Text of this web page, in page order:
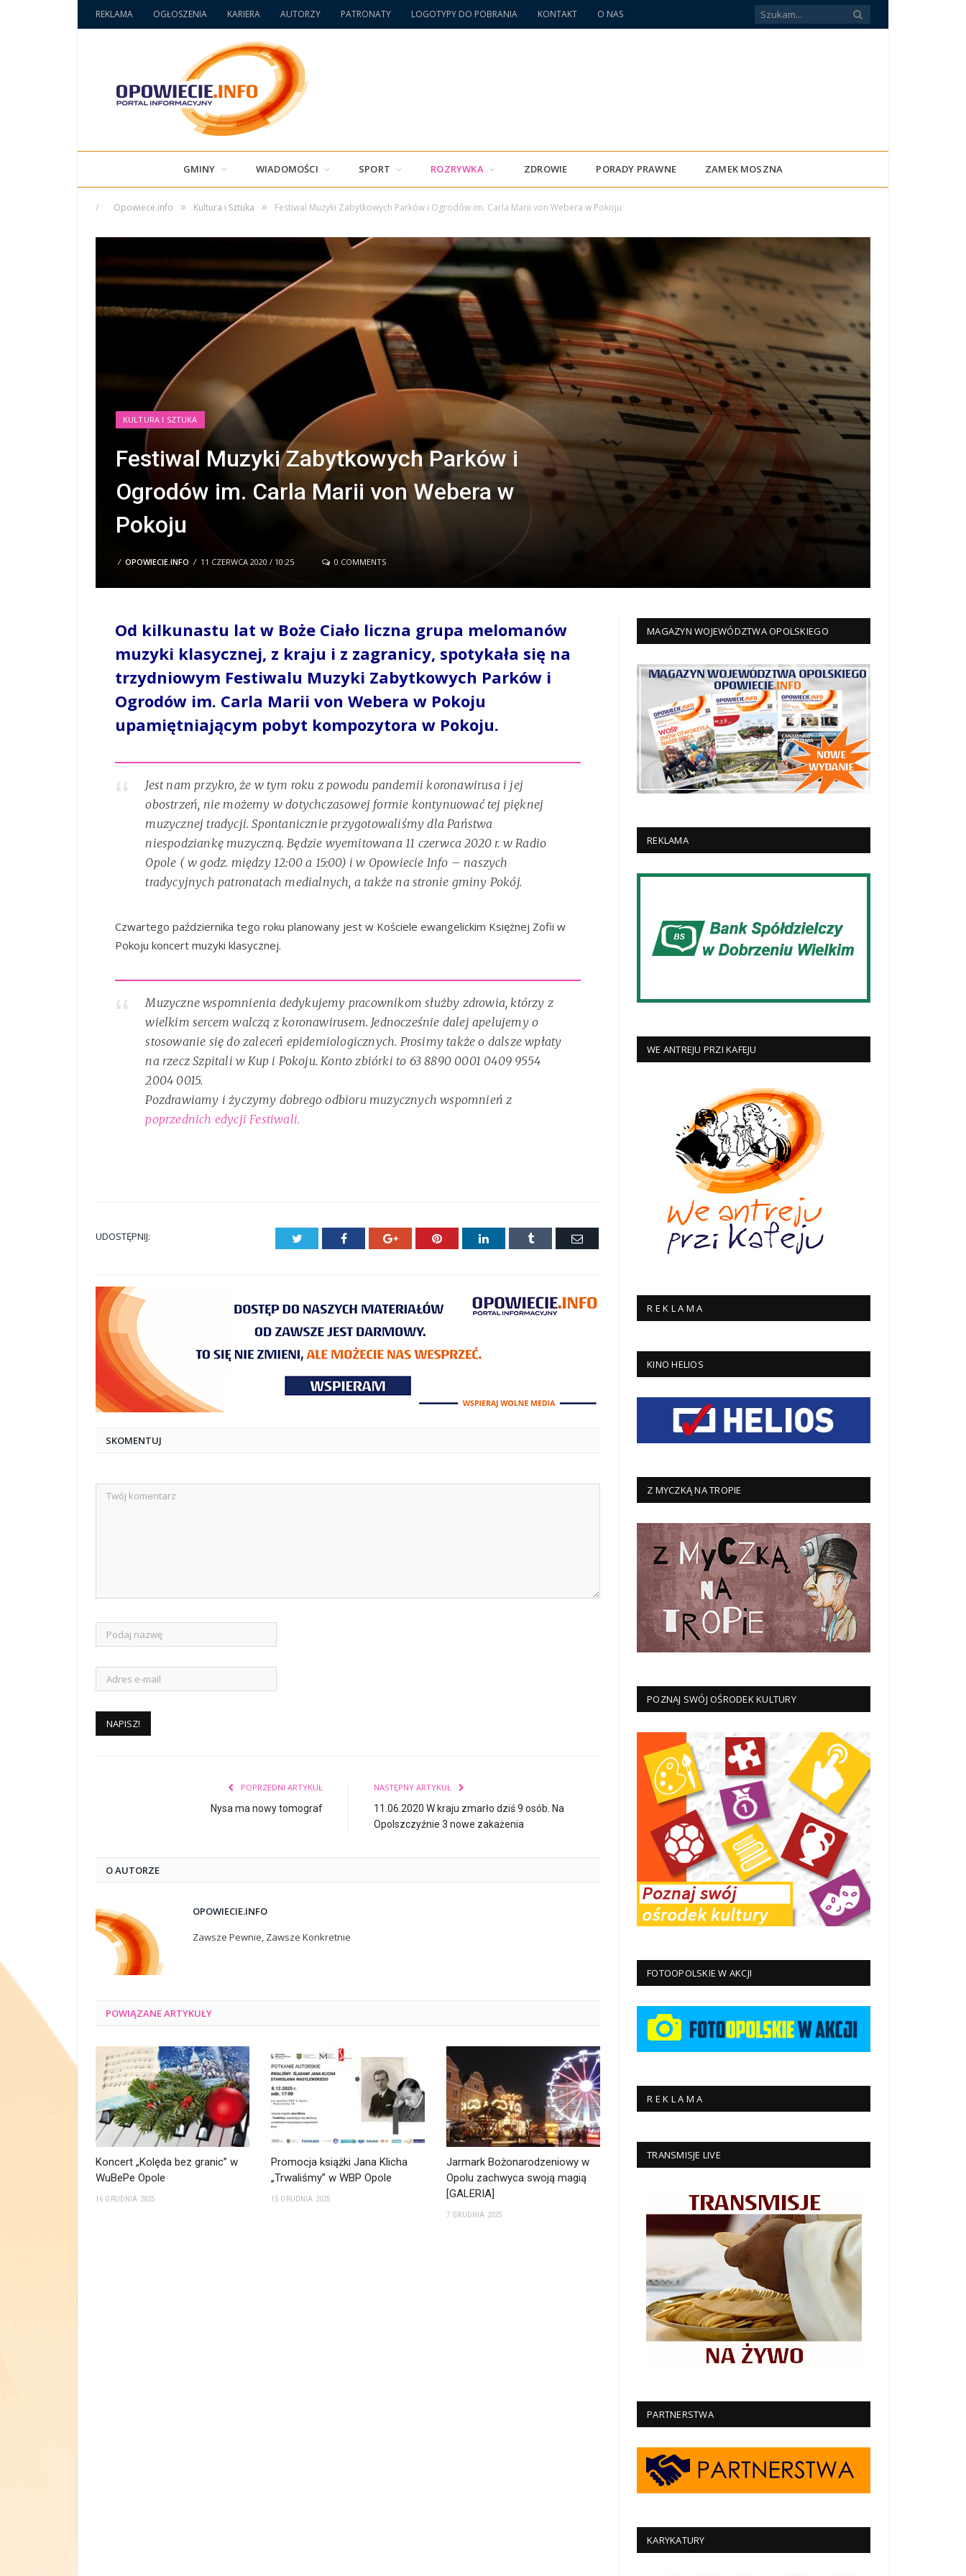
REKLAMA OGŁOSZENIA KARIERA AUTORZY PATRONATY LOGOTYPY DO POBRANIA KONTAKT O NAS
GMINY WIADOMOŚCI SPORT ROZRYWKA ZDROWIE PORADY PRAWNE ZAMEK MOSZNA
/ Opowiece.info » Kultura i Sztuka » Festiwal Muzyki Zabytkowych Parków i Ogrodów im. Carla Marii von Webera w Pokoju
KULTURA I SZTUKA
Festiwal Muzyki Zabytkowych Parków i
Ogrodów im. Carla Marii von Webera w
Pokoju
/ OPOWIECIE.INFO / 11 CZERWCA 2020 / 10:25 0 COMMENTS
Od kilkunastu lat w Boże Ciało liczna grupa melomanów
muzyki klasycznej, z kraju i z zagranicy, spotykała się na
trzydniowym Festiwalu Muzyki Zabytkowych Parków i
Ogrodów im. Carla Marii von Webera w Pokoju
upamiętniającym pobyt kompozytora w Pokoju.
Jest nam przykro, że w tym roku z powodu pandemii koronawirusa i jej
obostrzeń, nie możemy w dotychczasowej formie kontynuować tej pięknej
muzycznej tradycji. Spontanicznie przygotowaliśmy dla Państwa
niespodziankę muzyczną. Będzie wyemitowana 11 czerwca 2020 r. w Radio
Opole ( w godz. między 12:00 a 15:00) i w Opowiecie Info – naszych
tradycyjnych patronatach medialnych, a także na stronie gminy Pokój.
Czwartego października tego roku planowany jest w Kościele ewangelickim Księżnej Zofii w
Pokoju koncert muzyki klasycznej.
Muzyczne wspomnienia dedykujemy pracownikom służby zdrowia, którzy z
wielkim sercem walczą z koronawirusem. Jednocześnie dalej apelujemy o
stosowanie się do zaleceń epidemiologicznych. Prosimy także o dalsze wpłaty
na rzecz Szpitali w Kup i Pokoju. Konto zbiórki to 63 8890 0001 0409 9554
2004 0015.
Pozdrawiamy i życzymy dobrego odbioru muzycznych wspomnień z
poprzednich edycji Festiwali.
UDOSTĘPNIJ: Twitter Facebook Google+ Pinterest LinkedIn Tumblr
E-
SKOMENTUJ
POPRZEDNI ARTYKUŁ
Nysa ma nowy tomograf
NASTĘPNY ARTYKUŁ
11.06.2020 W kraju zmarło dziś 9 osób. Na
Opolszczyźnie 3 nowe zakażenia
O AUTORZE
OPOWIECIE.INFO
Zawsze Pewnie, Zawsze Konkretnie
POWIĄZANEARTYKUŁY
Koncert „Kolęda bez granic” w
WuBePe Opole
16 GRUDNIA 2025
Promocja książki Jana Klicha
„Trwaliśmy” w WBP Opole
15 GRUDNIA 2025
Jarmark Bożonarodzeniowy w
Opolu zachwyca swoją magią
[GALERIA]
7 GRUDNIA 2025
MAGAZYN WOJEWÓDZTWA OPOLSKIEGO
REKLAMA
WE ANTREJU PRZI KAFEJU
R E K L A M A
KINO HELIOS
Z MYCZKĄ NA TROPIE
POZNAJ SWÓJ OŚRODEK KULTURY
FOTOOPOLSKIE W AKCJI
R E K L A M A
TRANSMISJE LIVE
PARTNERSTWA
KARYKATURY